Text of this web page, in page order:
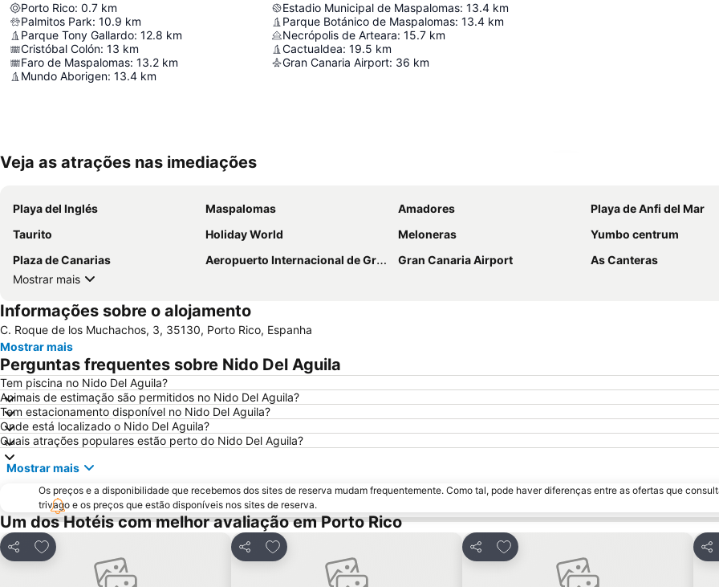
Porto Rico: 0.7 km
Palmitos Park: 10.9 km
Parque Tony Gallardo: 12.8 km
Cristóbal Colón: 13 km
Faro de Maspalomas: 13.2 km
Mundo Aborigen: 13.4 km
Estadio Municipal de Maspalomas: 13.4 km
Parque Botánico de Maspalomas: 13.4 km
Necrópolis de Arteara: 15.7 km
Cactualdea: 19.5 km
Gran Canaria Airport: 36 km
Veja as atrações nas imediações
Playa del Inglés Maspalomas Amadores
Playa de Anfi del Mar
Taurito
Holiday World Meloneras
Yumbo centrum
Plaza de Canarias
Aeropuerto Internacional de Gran Canaria Gran Canaria Airport
As Canteras
Mostrar mais
Informações sobre o alojamento
C. Roque de los Muchachos, 3, 35130, Porto Rico, Espanha
Mostrar mais
Perguntas frequentes sobre Nido Del Aguila
Tem piscina no Nido Del Aguila?
Animais de estimação são permitidos no Nido Del Aguila?
Tem estacionamento disponível no Nido Del Aguila?
Onde está localizado o Nido Del Aguila?
Quais atrações populares estão perto do Nido Del Aguila?
Mostrar mais
Os preços e a disponibilidade que recebemos dos sites de reserva mudam frequentemente. Como tal, pode haver diferenças entre as ofertas que
trivago e os preços que estão disponíveis nos sites de reserva.
Um dos Hotéis com melhor avaliação em Porto Rico
Partilhar
Adicionar aos favoritos
Partilhar
Adicionar aos favoritos
Partilhar
Adicionar aos favoritos